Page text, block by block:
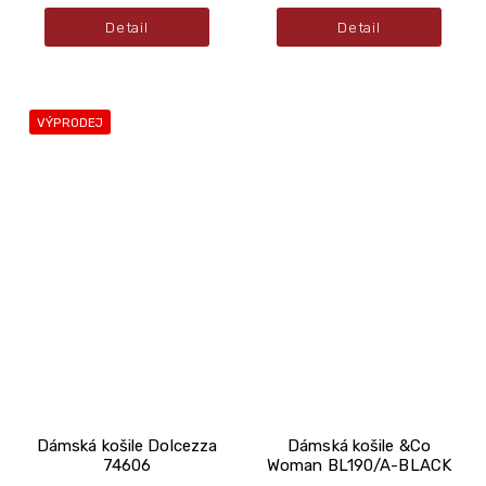
Detail Detail
VÝPRODEJ
Dámská košile Dolcezza
74606
Dámská košile &Co
Woman BL190/A-BLACK